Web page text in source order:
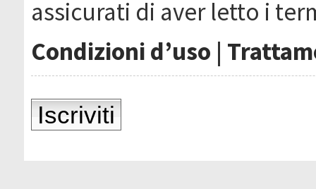
assicurati di aver letto i
Condizioni d’uso |
Iscriviti